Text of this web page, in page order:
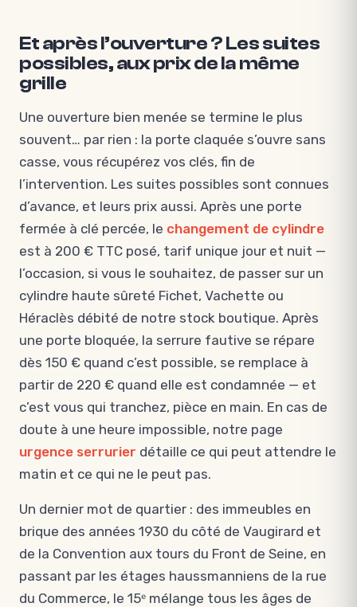
Et après l’ouverture ? Les suites
possibles, aux prix de la même
grille
Une ouverture bien menée se termine le plus
souvent… par rien : la porte claquée s’ouvre sans
casse, vous récupérez vos clés, fin de
l’intervention. Les suites possibles sont connues
d’avance, et leurs prix aussi. Après une porte
fermée à clé percée, le changement de cylindre
est à 200 € TTC posé, tarif unique jour et nuit —
l’occasion, si vous le souhaitez, de passer sur un
cylindre haute sûreté Fichet, Vachette ou
Héraclès débité de notre stock boutique. Après
une porte bloquée, la serrure fautive se répare
dès 150 € quand c’est possible, se remplace à
partir de 220 € quand elle est condamnée — et
c’est vous qui tranchez, pièce en main. En cas de
doute à une heure impossible, notre page
urgence serrurier détaille ce qui peut attendre le
matin et ce qui ne le peut pas.
Un dernier mot de quartier : des immeubles en
brique des années 1930 du côté de Vaugirard et
de la Convention aux tours du Front de Seine, en
passant par les étages haussmanniens de la rue
du Commerce, le 15ᵉ mélange tous les âges de